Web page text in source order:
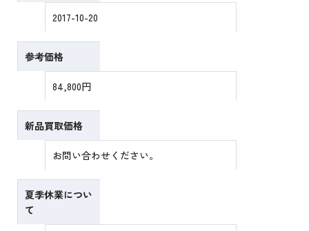
2017-10-20
参考価格
84,800円
新品買取価格
お問い合わせください。
夏季休業につい
て